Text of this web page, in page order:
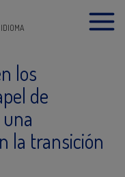
IDIOMA
los
de
la transición